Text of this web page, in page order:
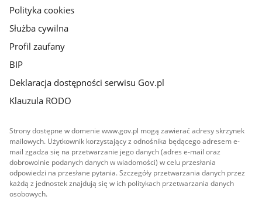
Polityka cookies
Służba cywilna
Profil zaufany
BIP
Deklaracja dostępności serwisu Gov.pl
Klauzula RODO
Strony dostępne w domenie www.gov.pl mogą zawierać adresy skrzynek
mailowych. Użytkownik korzystający z odnośnika będącego adresem e-
mail zgadza się na przetwarzanie jego danych (adres e-mail oraz
dobrowolnie podanych danych w wiadomości) w celu przesłania
odpowiedzi na przesłane pytania. Szczegóły przetwarzania danych przez
każdą z jednostek znajdują się w ich politykach przetwarzania danych
osobowych.